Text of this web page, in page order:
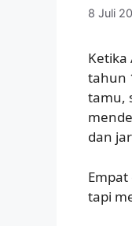
8 Juli
Ketika
tahun
tamu,
dan
tapi